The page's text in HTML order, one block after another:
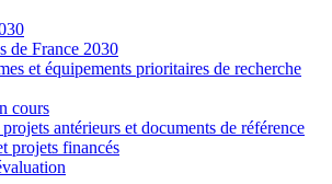
de France 2030
et équipements prioritaires de recherche
cours
antérieurs et documents de référence
projets financés